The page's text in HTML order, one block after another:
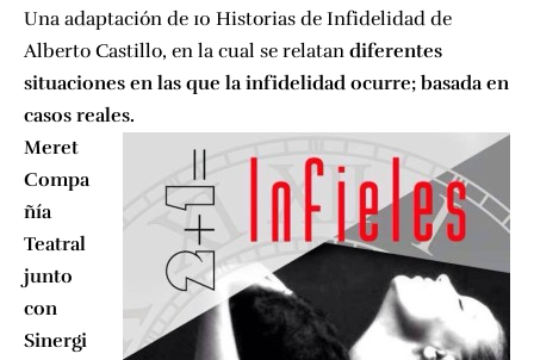
Una adaptación de 10 Historias de Infidelidad de
Alberto Castillo, en la cual se relatan diferentes
situaciones en las que la infidelidad ocurre; basada en
casos reales.
Meret
Compa
ñía
Teatral
junto
con
Sinergi